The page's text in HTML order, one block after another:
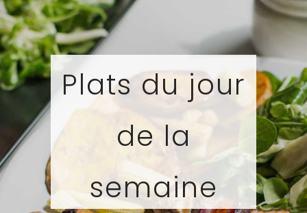
Plats du jour
de la
semaine